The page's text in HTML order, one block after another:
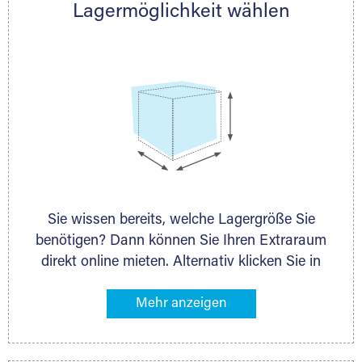
nächstgelegenen Partner und besprechen alles
Lagermöglichkeit wählen
Sie wissen bereits, welche Lagergröße Sie
benötigen? Dann können Sie Ihren Extraraum
direkt online mieten. Alternativ klicken Sie in
Gegenstände an, die Sie einlagern möchten –
ermittelt. Natürlich steht Ihnen Ihr Extraraum